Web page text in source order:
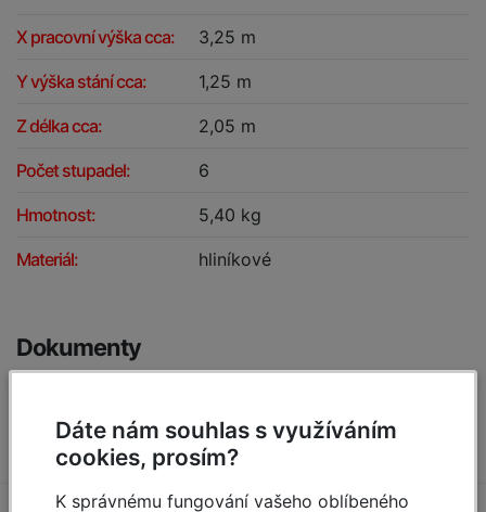
X pracovní výška cca: 3,25 m
Y výška stání cca: 1,25 m
Z délka cca: 2,05 m
Počet stupadel: 6
Hmotnost: 5,40 kg
Materiál: hliníkové
Dokumenty
[6.36 MB, PDF]
Dáte nám souhlas s využíváním
cookies, prosím?
K správnému fungování vašeho oblíbeného